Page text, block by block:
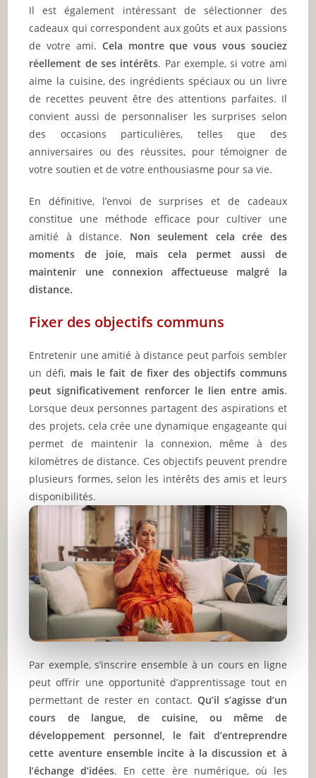
Il est également intéressant de sélectionner des
cadeaux qui correspondent aux goûts et aux passions
de votre ami. Cela montre que vous vous souciez
réellement de ses intérêts. Par exemple, si votre ami
aime la cuisine, des ingrédients spéciaux ou un livre
de recettes peuvent être des attentions parfaites. Il
convient aussi de personnaliser les surprises selon
des occasions particulières, telles que des
anniversaires ou des réussites, pour témoigner de
votre soutien et de votre enthousiasme pour sa vie.
En définitive, l’envoi de surprises et de cadeaux
constitue une méthode efficace pour cultiver une
amitié à distance. Non seulement cela crée des
moments de joie, mais cela permet aussi de
maintenir une connexion affectueuse malgré la
distance.
Fixer des objectifs communs
Entretenir une amitié à distance peut parfois sembler
un défi, mais le fait de fixer des objectifs communs
peut significativement renforcer le lien entre amis.
Lorsque deux personnes partagent des aspirations et
des projets, cela crée une dynamique engageante qui
permet de maintenir la connexion, même à des
kilomètres de distance. Ces objectifs peuvent prendre
plusieurs formes, selon les intérêts des amis et leurs
disponibilités.
Par exemple, s’inscrire ensemble à un cours en ligne
peut offrir une opportunité d’apprentissage tout en
permettant de rester en contact. Qu’il s’agisse d’un
cours de langue, de cuisine, ou même de
développement personnel, le fait d’entreprendre
cette aventure ensemble incite à la discussion et à
l’échange d’idées. En cette ère numérique, où les